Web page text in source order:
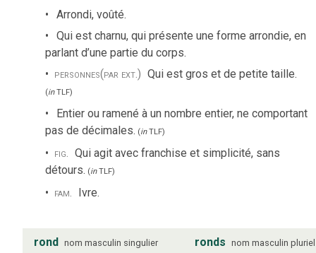
Arrondi, voûté.
Qui est charnu, qui présente une forme arrondie, en
parlant d’une partie du corps.
personnes(par ext.) Qui est gros et de petite taille.
(inTLF)
Entier ou ramené à un nombre entier, ne comportant
pas de décimales. (inTLF)
fig. Qui agit avec franchise et simplicité, sans
détours. (inTLF)
fam. Ivre.
rond nom masculin singulier ronds nom masculin pluriel